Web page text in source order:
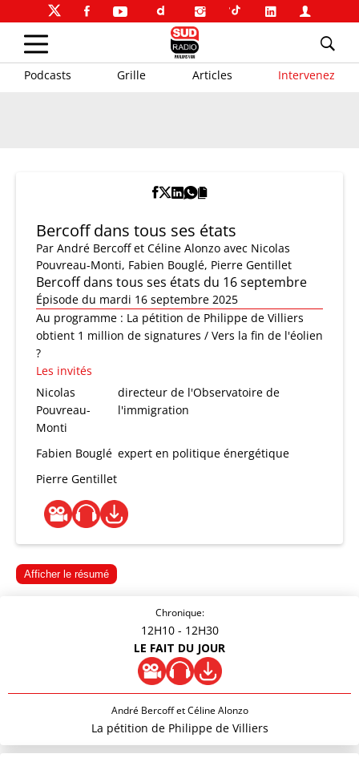
Podcasts Grille Articles Intervenez
Bercoff dans tous ses états
Par André Bercoff et Céline Alonzo avec Nicolas
Pouvreau-Monti, Fabien Bouglé, Pierre Gentillet
Bercoff dans tous ses états du 16 septembre
Épisode du mardi 16 septembre 2025
Au programme : La pétition de Philippe de Villiers
obtient 1 million de signatures / Vers la fin de l'éolien
?
Les invités
Nicolas
Pouvreau-
Monti
directeur de l'Observatoire de
l'immigration
Fabien Bouglé expert en politique énergétique
Pierre Gentillet
Afficher le résumé
Chronique:
12H10 - 12H30
LE FAIT DU JOUR
André Bercoff et Céline Alonzo
La pétition de Philippe de Villiers